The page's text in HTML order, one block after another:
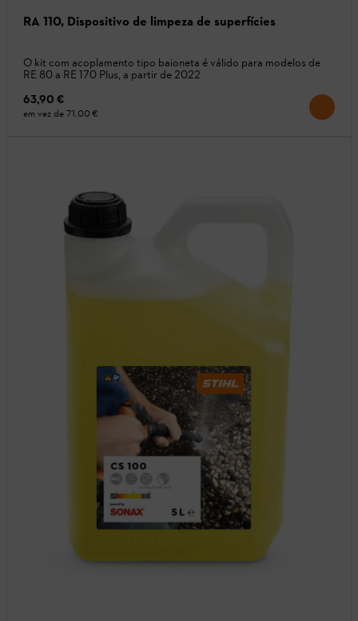
RA 110, Dispositivo de limpeza de superfícies
O kit com acoplamento tipo baioneta é válido para modelos de
RE 80 a RE 170 Plus, a partir de 2022
63,90 €
em vez de 71,00 €